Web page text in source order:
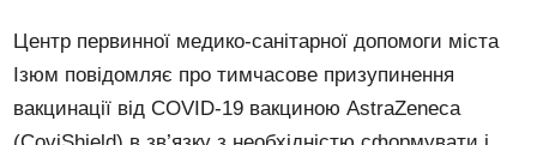
Центр первинної медико-санітарної допомоги міста
Ізюм повідомляє про тимчасове призупинення
вакцинації від COVID-19 вакциною AstraZeneca